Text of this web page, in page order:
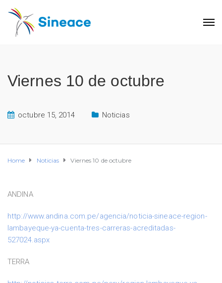
Viernes 10 de octubre
octubre 15, 2014 Noticias
Home Noticias Viernes 10 de octubre
ANDINA
http://www.andina.com.pe/agencia/noticia-sineace-region-
lambayeque-ya-cuenta-tres-carreras-acreditadas-
527024.aspx
TERRA